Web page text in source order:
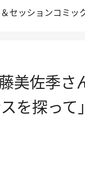
＆セッションコミッ
美佐季さ
を探って」